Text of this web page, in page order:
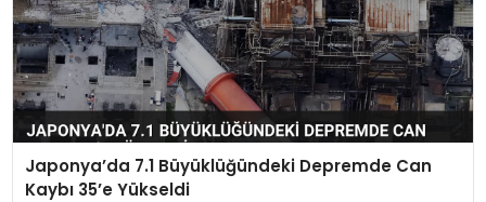
Japonya’da 7.1 Büyüklüğündeki Depremde Can
Kaybı 35’e Yükseldi